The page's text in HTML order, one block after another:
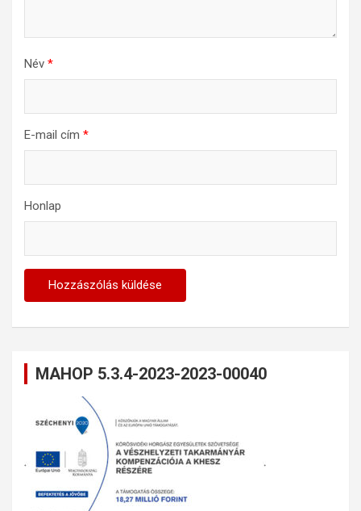
Név *
E-mail cím *
Honlap
MAHOP 5.3.4-2023-2023-00040